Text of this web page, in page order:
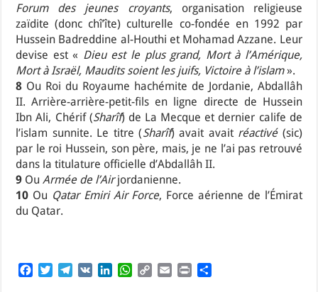
Forum des jeunes croyants, organisation religieuse
zaïdite (donc chî’îte) culturelle co-fondée en 1992 par
Hussein Badreddine al-Houthi et Mohamad Azzane. Leur
devise est « Dieu est le plus grand, Mort à l’Amérique,
Mort à Israël, Maudits soient les juifs, Victoire à l’islam».
8 Ou Roi du Royaume hachémite de Jordanie, Abdallâh
II. Arrière-arrière-petit-fils en ligne directe de Hussein
Ibn Ali, Chérif (Sharîf) de La Mecque et dernier calife de
l’islam sunnite. Le titre (Sharîf) avait avait réactivé(sic)
par le roi Hussein, son père, mais, je ne l’ai pas retrouvé
dans la titulature officielle d’Abdallâh II.
9 OuArmée de l’Airjordanienne.
10 Ou Qatar Emiri Air Force, Force aérienne de l’Émirat
du Qatar.
W